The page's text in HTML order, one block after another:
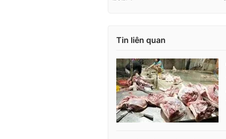
Tin liên quan